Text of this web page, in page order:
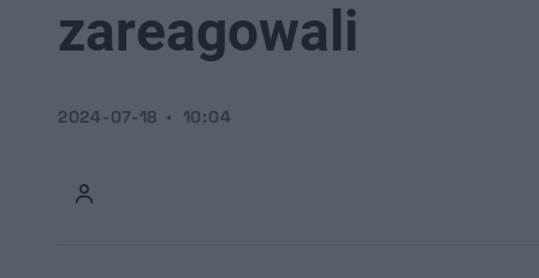
zareagowali
2024-07-18 10:04